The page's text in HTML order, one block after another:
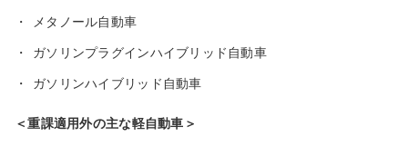
・ メタノール自動車
・ ガソリンプラグインハイブリッド自動車
・ ガソリンハイブリッド自動車
＜重課適用外の主な軽自動車＞